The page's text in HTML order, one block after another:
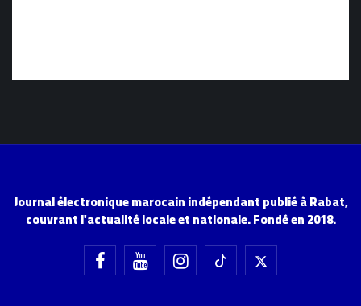
Journal électronique marocain indépendant publié à Rabat,
couvrant l'actualité locale et nationale. Fondé en 2018.